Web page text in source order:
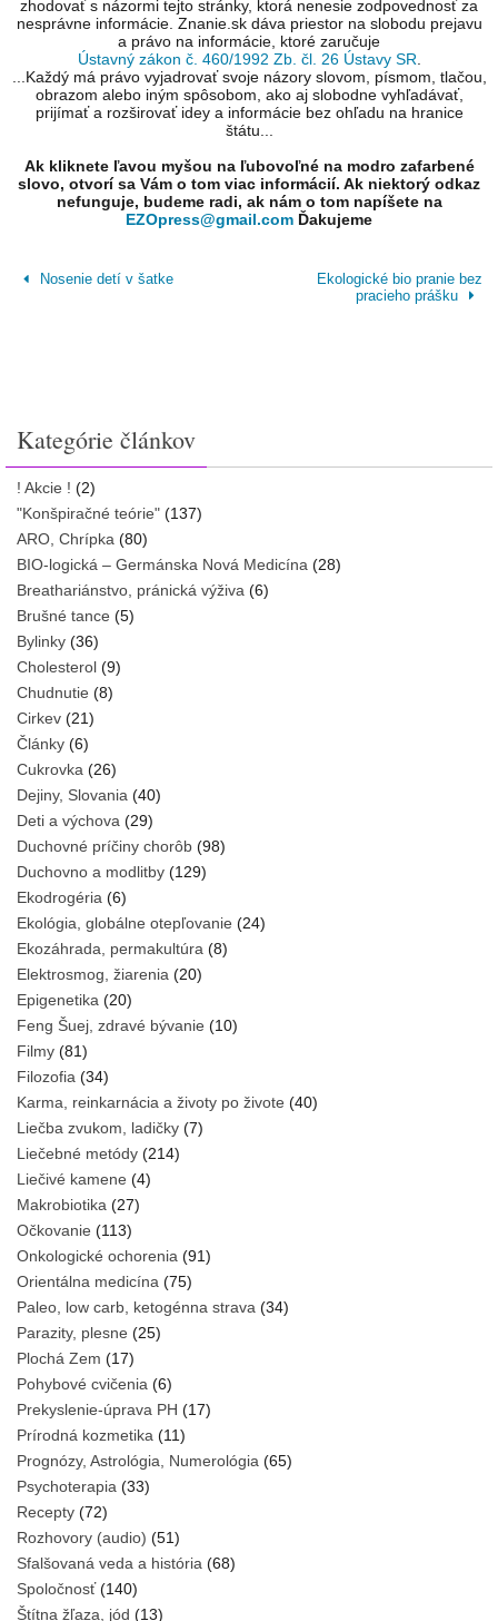
zhodovať s názormi tejto stránky, ktorá nenesie zodpovednosť za
nesprávne informácie. Znanie.sk dáva priestor na slobodu prejavu
a právo na informácie, ktoré zaručuje
Ústavný zákon č. 460/1992 Zb. čl. 26 Ústavy SR
...Každý má právo vyjadrovať svoje názory slovom, písmom, tlačou,
obrazom alebo iným spôsobom, ako aj slobodne vyhľadávať,
prijímať a rozširovať idey a informácie bez ohľadu na hranice
štátu...
Ak kliknete ľavou myšou na ľubovoľné na modro zafarbené
slovo, otvorí sa Vám o tom viac informácií. Ak niektorý odkaz
nefunguje, budeme radi, ak nám o tom napíšete na
EZOpress@gmail.com Ďakujeme
Nosenie detí v šatke
Ekologické bio pranie bez
pracieho prášku
Kategórie článkov
! Akcie ! (2)
"Konšpiračné teórie" (137)
ARO, Chrípka (80)
BIO-logická – Germánska Nová Medicína (28)
Breathariánstvo, pránická výživa (6)
Brušné tance (5)
Bylinky (36)
Cholesterol (9)
Chudnutie (8)
Cirkev (21)
Články (6)
Cukrovka (26)
Dejiny, Slovania (40)
Deti a výchova (29)
Duchovné príčiny chorôb (98)
Duchovno a modlitby (129)
Ekodrogéria (6)
Ekológia, globálne otepľovanie (24)
Ekozáhrada, permakultúra (8)
Elektrosmog, žiarenia (20)
Epigenetika (20)
Feng Šuej, zdravé bývanie (10)
Filmy (81)
Filozofia (34)
Karma, reinkarnácia a životy po živote (40)
Liečba zvukom, ladičky (7)
Liečebné metódy (214)
Liečivé kamene (4)
Makrobiotika (27)
Očkovanie (113)
Onkologické ochorenia (91)
Orientálna medicína (75)
Paleo, low carb, ketogénna strava (34)
Parazity, plesne (25)
Plochá Zem (17)
Pohybové cvičenia (6)
Prekyslenie-úprava PH (17)
Prírodná kozmetika (11)
Prognózy, Astrológia, Numerológia (65)
Psychoterapia (33)
Recepty (72)
Rozhovory (audio) (51)
Sfalšovaná veda a história (68)
Spoločnosť(140)
Štítna žľaza, jód (13)